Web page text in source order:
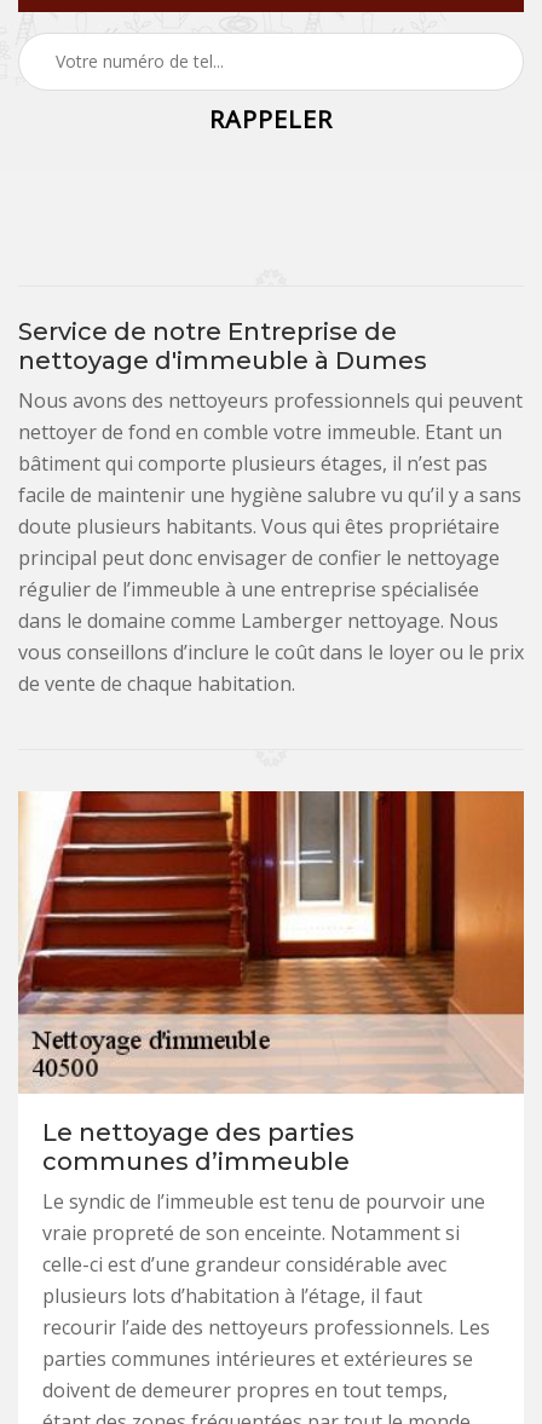
Service de notre Entreprise de
nettoyage d'immeuble à Dumes
Nous avons des nettoyeurs professionnels qui peuvent
nettoyer de fond en comble votre immeuble. Etant un
bâtiment qui comporte plusieurs étages, il n’est pas
facile de maintenir une hygiène salubre vu qu’il y a sans
doute plusieurs habitants. Vous qui êtes propriétaire
principal peut donc envisager de confier le nettoyage
régulier de l’immeuble à une entreprise spécialisée
dans le domaine comme Lamberger nettoyage. Nous
vous conseillons d’inclure le coût dans le loyer ou le prix
de vente de chaque habitation.
Le nettoyage des parties
communes d’immeuble
Le syndic de l’immeuble est tenu de pourvoir une
vraie propreté de son enceinte. Notamment si
celle-ci est d’une grandeur considérable avec
plusieurs lots d’habitation à l’étage, il faut
recourir l’aide des nettoyeurs professionnels. Les
parties communes intérieures et extérieures se
doivent de demeurer propres en tout temps,